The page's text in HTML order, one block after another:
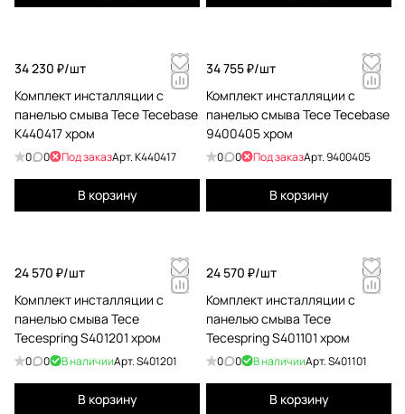
34 230 ₽/шт
Комплект инсталляции с
панелью смыва Tece Tecebase
K440417 хром
0 0 Под заказАрт.K440417
В корзину
34 755 ₽/шт
Комплект инсталляции с
панелью смыва Tece Tecebase
9400405 хром
0 0 Под заказАрт.9400405
В корзину
24 570 ₽/шт
Комплект инсталляции с
панелью смыва Tece
Tecespring S401201 хром
0 0 В наличииАрт.S401201
В корзину
24 570 ₽/шт
Комплект инсталляции с
панелью смыва Tece
Tecespring S401101 хром
0 0 В наличииАрт.S401101
В корзину